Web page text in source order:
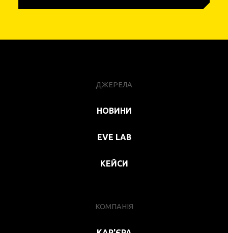
ДЖЕРЕЛА
НОВИНИ
EVE LAB
КЕЙСИ
КОМПАНІЯ